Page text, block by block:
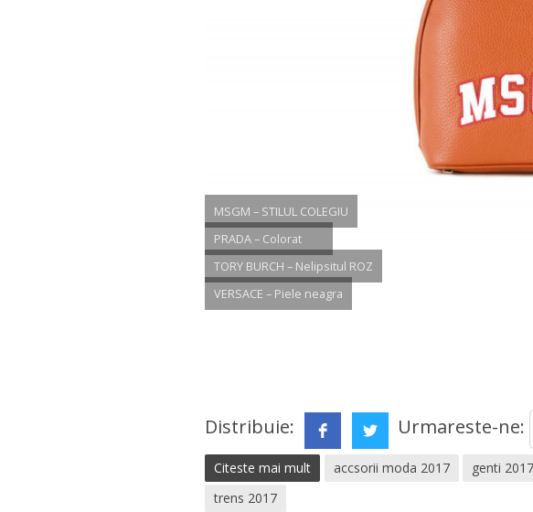
MSGM – STILUL COLEGIU
PRADA – Colorat
TORY BURCH – Nelipsitul ROZ
VERSACE – Piele neagra
Distribuie: Urmareste-ne:
Citeste mai mult accsorii moda 2017 genti 2017
trens 2017